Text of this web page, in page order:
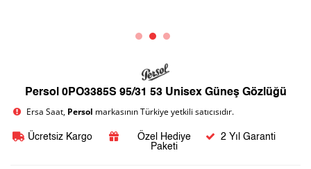
Persol 0PO3385S 95/31 53 Unisex Güneş Gözlüğü
Ersa Saat, Persol markasının Türkiye yetkili satıcısıdır.
Ücretsiz Kargo
Özel Hediye
Paketi
2 Yıl Garanti